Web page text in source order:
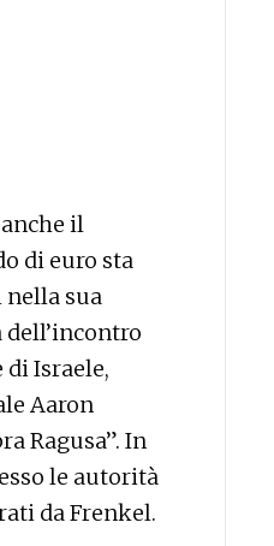
il
di euro sta
sua
Israele,
Aaron
Ragusa”. In
le autorità
da Frenkel.